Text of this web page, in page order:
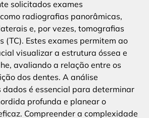
solicitados exames
radiografias panorâmicas,
e, por vezes, tomografias
(TC). Estes exames permitem ao
visualizar a estrutura óssea e
avaliando a relação entre os
dos dentes. A análise
dados é essencial para determinar
profunda e planear o
Compreender a complexidade